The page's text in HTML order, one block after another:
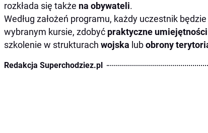
rozkłada się także na obywateli.
Według założeń programu, każdy uczestnik będzie
wybranym kursie, zdobyć praktyczne umiejętności
szkolenie w strukturach wojska lubobrony
Redakcja Superchodziez.pl